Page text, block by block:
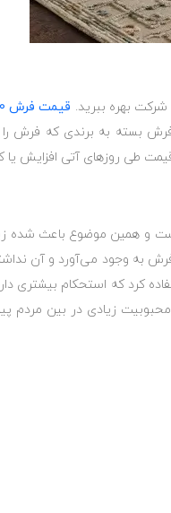
قیمت فرش 1200 شانه تراکم 3600 گل برجسته
بالا است و همین موضوع باعث
به وجود می‌آورد و آن
کرد که استحکام بیشتری
زیادی در بین مردم